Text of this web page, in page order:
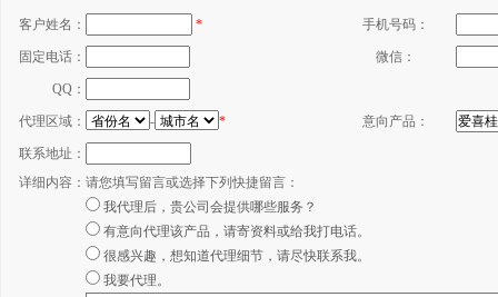
客户姓名： * 手机号码：
固定电话： 微信：
QQ：
代理区域： - * 意向产品：
联系地址：
详细内容： 请您填写留言或选择下列快捷留言：
我代理后，贵公司会提供哪些服务？
有意向代理该产品，请寄资料或给我打电话。
很感兴趣，想知道代理细节，请尽快联系我。
我要代理。